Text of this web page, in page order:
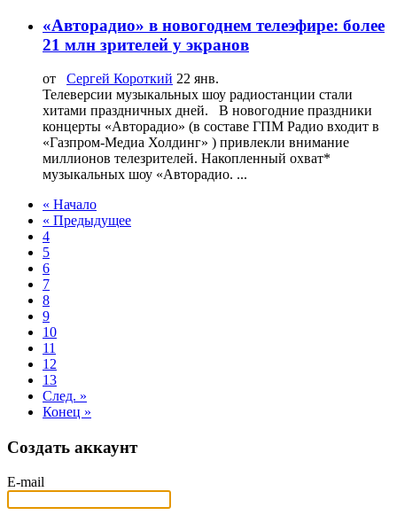
«Авторадио» в новогоднем телеэфире: более
21 млн зрителей у экранов
от Сергей Короткий 22 янв.
Телеверсии музыкальных шоу радиостанции стали
хитами праздничных дней. В новогодние праздники
концерты «Авторадио» (в составе ГПМ Радио входит в
«Газпром-Медиа Холдинг» ) привлекли внимание
миллионов телезрителей. Накопленный охват*
музыкальных шоу «Авторадио. ...
« Начало
« Предыдущее
4
5
6
7
8
9
10
11
12
13
След. »
Конец »
Создать аккаунт
E-mail